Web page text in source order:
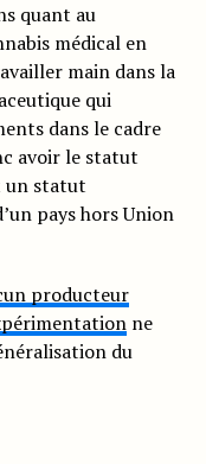
quant au
médical en
main dans la
qui
dans le cadre
avoir le statut
un statut
pays hors Union
producteur
ne
du